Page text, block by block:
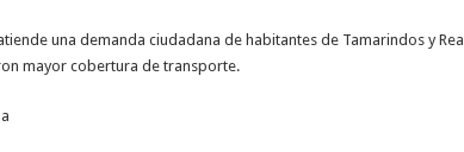
una demanda ciudadana de habitantes de Tamarindos y Real
mayor cobertura de transporte.